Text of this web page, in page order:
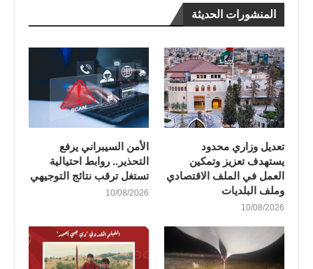
المنشورات الحديثة
تعديل وزاري محدود
يستهدف تعزيز وتمكين
العمل في الملف الاقتصادي
وملف البلديات
10/08/2026
الأمن السيبراني يرفع
التحذير.. روابط احتيالية
تستغل ترقب نتائج التوجيهي
10/08/2026